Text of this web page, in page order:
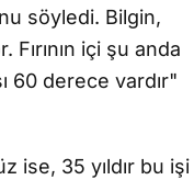
söyledi. Bilgin,
Fırının içi şu anda
60 derece vardır"
ise, 35 yıldır bu işi